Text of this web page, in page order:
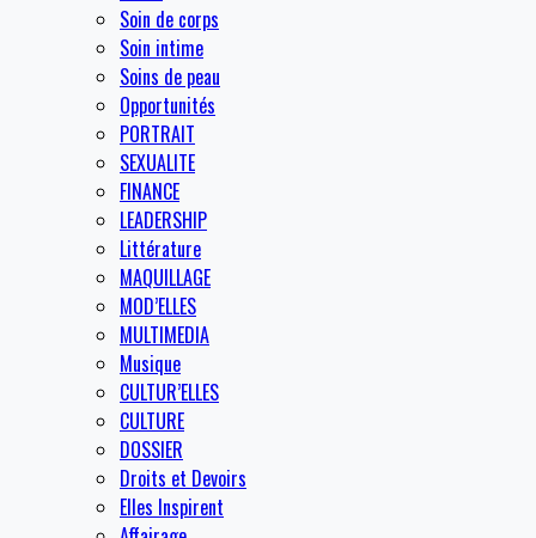
Soin de corps
Soin intime
Soins de peau
Opportunités
PORTRAIT
SEXUALITE
FINANCE
LEADERSHIP
Littérature
MAQUILLAGE
MOD’ELLES
MULTIMEDIA
Musique
CULTUR’ELLES
CULTURE
DOSSIER
Droits et Devoirs
Elles Inspirent